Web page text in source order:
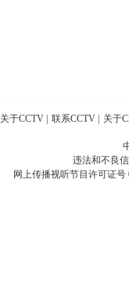
关于CCTV 联系CCTV 关于
违法和不良
网上传播视听节目许可证号